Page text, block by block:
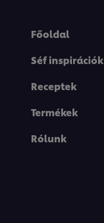
Főoldal
Séf inspirációk
Receptek
Termékek
Rólunk